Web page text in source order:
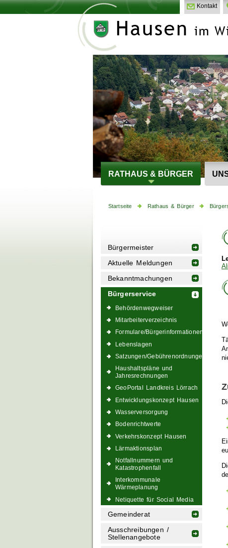
Kontakt
RATHAUS & BÜRGER
Startseite Rathaus & Bürger
Bürgermeister
Aktuelle Meldungen
Bekanntmachungen
Bürgerservice
Behördenwegweiser
Mitarbeiterverzeichnis
Formulare/Bürgerinformationen
Lebenslagen
Satzungen/Gebührenordnungen
Haushaltspläne und
Jahresrechnungen
GeoPortal Landkreis Lörrach
Entwicklungskonzept Hausen
Wasserversorgung
Bodenrichtwerte
Verkehrskonzept Hausen
Lärmaktionsplan
Notfallnummern und
Katastrophenfall
Interkommunale
Wärmeplanung
Netiquette für Social Media
Gemeinderat
Ausschreibungen /
Stellenangebote